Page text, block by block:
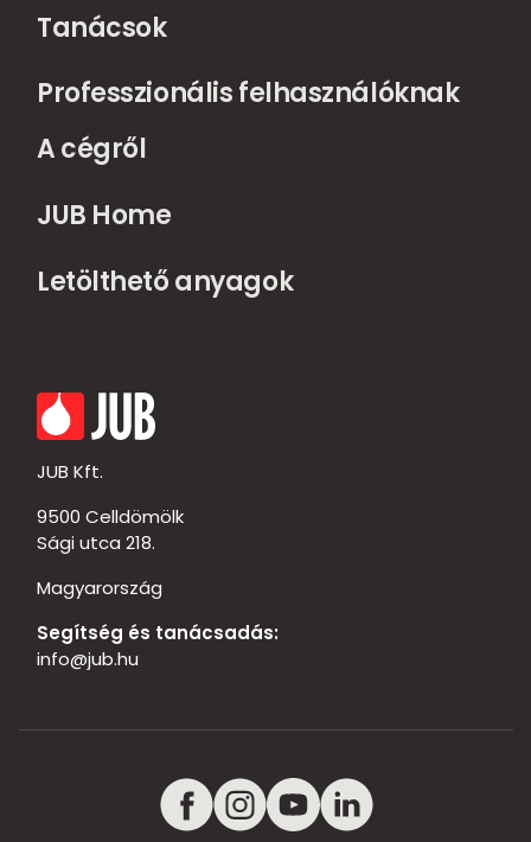
Tanácsok
Professzionális felhasználóknak
A cégről
JUB Home
Letölthető anyagok
JUB Kft.
9500 Celldömölk
Sági utca 218.
Magyarország
Segítség és tanácsadás:
info@jub.hu